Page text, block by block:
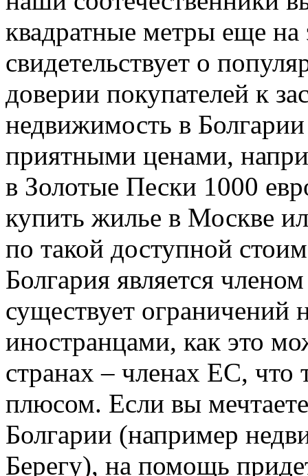
квадратные метры еще на
свидетельствует о
доверии покупателей к
недвижимость в
приятными ценами,
в Золотые Пески 1000
купить жилье в Москве
по такой доступной
Болгария является
существует
иностранцами, как это
странах – членах ЕС, что
плюсом. Если вы
Болгарии (например
Берегу), на помощь